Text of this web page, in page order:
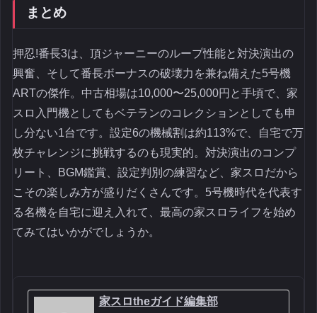
まとめ
押忍!番長3は、頂ジャーニーのループ性能と対決演出の
興奮、そして番長ボーナスの破壊力を兼ね備えた5号機
ARTの傑作。中古相場は10,000〜25,000円と手頃で、家
スロ入門機としてもベテランのコレクションとしても申
し分ない1台です。設定6の機械割は約113%で、自宅で万
枚チャレンジに挑戦するのも現実的。対決演出のコンプ
リート、BGM鑑賞、設定判別の練習など、家スロだから
こその楽しみ方が盛りだくさんです。5号機時代を代表す
る名機を自宅に迎え入れて、最高の家スロライフを始め
てみてはいかがでしょうか。
家スロtheガイド編集部